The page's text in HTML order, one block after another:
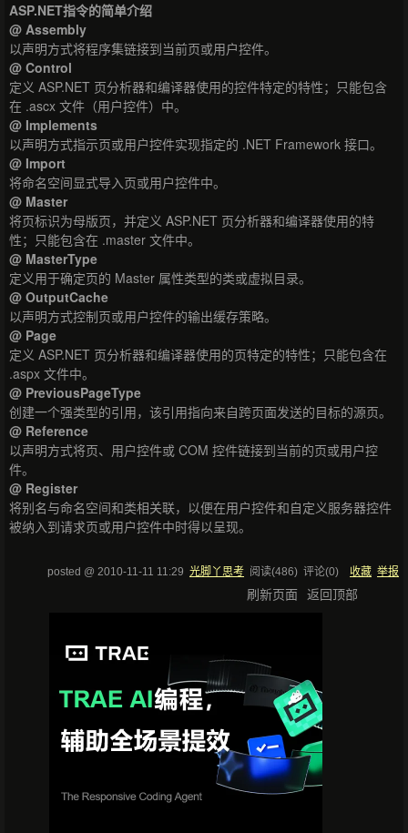
ASP.NET指令的简单介绍
@ Assembly
以声明方式将程序集链接到当前页或用户控件。
@ Control
定义 ASP.NET 页分析器和编译器使用的控件特定的特性；只能包含
在 .ascx 文件（用户控件）中。
@ Implements
以声明方式指示页或用户控件实现指定的 .NET Framework 接口。
@ Import
将命名空间显式导入页或用户控件中。
@ Master
将页标识为母版页，并定义 ASP.NET 页分析器和编译器使用的特
性；只能包含在 .master 文件中。
@ MasterType
定义用于确定页的 Master 属性类型的类或虚拟目录。
@ OutputCache
以声明方式控制页或用户控件的输出缓存策略。
@ Page
定义 ASP.NET 页分析器和编译器使用的页特定的特性；只能包含在
.aspx 文件中。
@ PreviousPageType
创建一个强类型的引用，该引用指向来自跨页面发送的目标的源页。
@ Reference
以声明方式将页、用户控件或 COM 控件链接到当前的页或用户控
件。
@ Register
将别名与命名空间和类相关联，以便在用户控件和自定义服务器控件
被纳入到请求页或用户控件中时得以呈现。
posted @ 2010-11-11 11:29 光脚丫思考 阅读(486) 评论(0) 收藏 举报
刷新页面 返回顶部